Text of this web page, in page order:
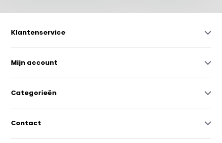
Klantenservice
Mijn account
Categorieën
Contact